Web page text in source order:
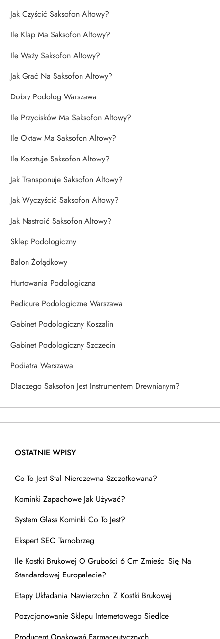
Jak Czyścić Saksofon Altowy?
Ile Klap Ma Saksofon Altowy?
Ile Waży Saksofon Altowy?
Jak Grać Na Saksofon Altowy?
Dobry Podolog Warszawa
Ile Przycisków Ma Saksofon Altowy?
Ile Oktaw Ma Saksofon Altowy?
Ile Kosztuje Saksofon Altowy?
Jak Transponuje Saksofon Altowy?
Jak Wyczyścić Saksofon Altowy?
Jak Nastroić Saksofon Altowy?
Sklep Podologiczny
Balon Żołądkowy
Hurtowania Podologiczna
Pedicure Podologiczne Warszawa
Gabinet Podologiczny Koszalin
Gabinet Podologiczny Szczecin
Podiatra Warszawa
Dlaczego Saksofon Jest Instrumentem Drewnianym?
OSTATNIE WPISY
Co To Jest Stal Nierdzewna Szczotkowana?
Kominki Zapachowe Jak Używać?
System Glass Kominki Co To Jest?
Ekspert SEO Tarnobrzeg
Ile Kostki Brukowej O Grubości 6 Cm Zmieści Się Na
Standardowej Europalecie?
Etapy Układania Nawierzchni Z Kostki Brukowej
Pozycjonowanie Sklepu Internetowego Siedlce